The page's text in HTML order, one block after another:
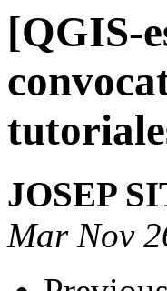
[QGIS-
JOSEP
Mar Nov